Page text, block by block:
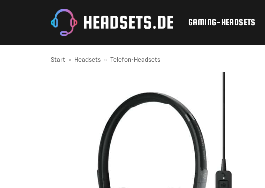
GAMING-HEADSETS
Start » Headsets » Telefon-Headsets